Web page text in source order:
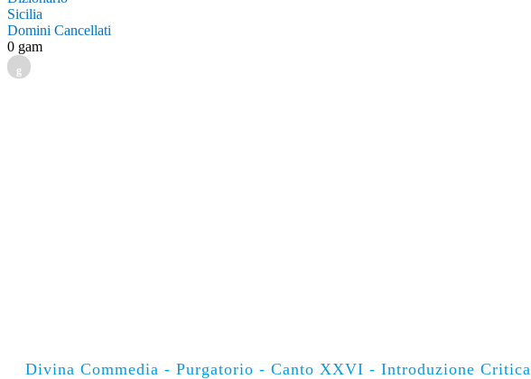
Sicilia
Domini Cancellati
0 gam
g
Divina Commedia - Purgatorio - Canto XXVI - Introduzione Critica